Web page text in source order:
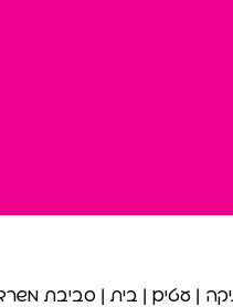
עטים בית סביבת